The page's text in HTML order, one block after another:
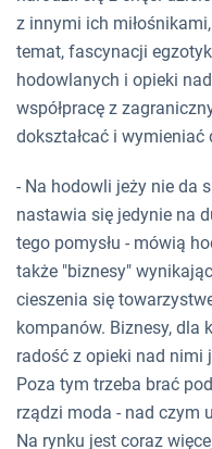
z innymi ich
temat, fascynacji
hodowlanych i opieki
współpracę z
dokształcać i wymieniać
- Na hodowli jeży nie da
nastawia się jedynie na
tego pomysłu - mówią
także "biznesy"
cieszenia się
kompanów. Biznesy, dla
radość z opieki nad nimi
Poza tym trzeba brać
rządzi moda - nad czym
Na rynku jest coraz